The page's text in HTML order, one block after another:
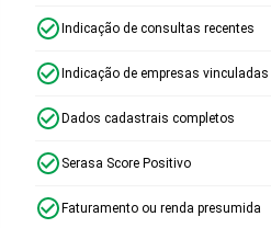
Indicação de consultas recentes
Indicação de empresas vinculadas
Dados cadastrais completos
Serasa Score Positivo
Faturamento ou renda presumida